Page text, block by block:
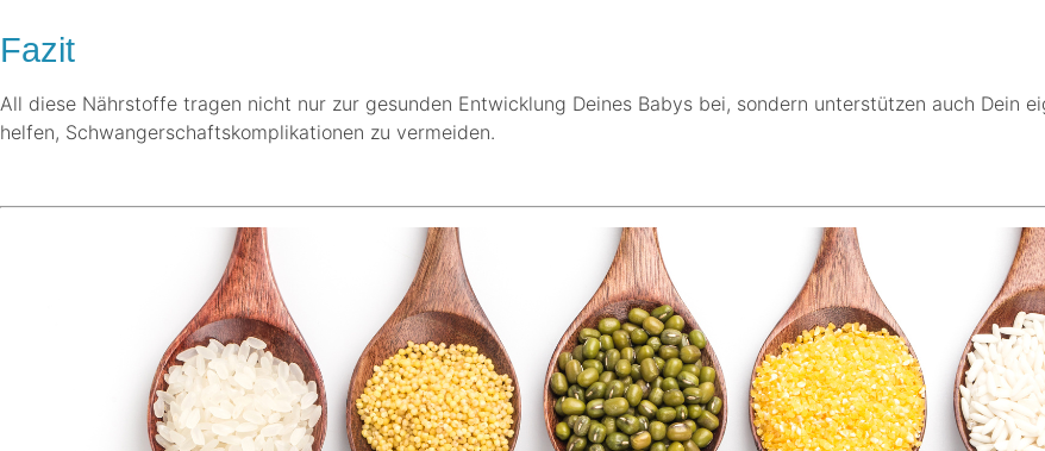
Fazit
All diese Nährstoffe tragen nicht nur zur gesunden Entwicklung Deines Babys bei, sondern unterstützen auch Dein
helfen, Schwangerschaftskomplikationen zu vermeiden.